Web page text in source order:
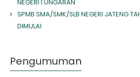
NEGERI 1 UNGARAN
SPMB SMA/SMK/SLB NEGERI JATENG
DIMULAI
Pengumuman